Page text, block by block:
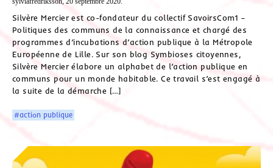
Silvère Mercier est co-fondateur du collectif SavoirsCom1 –
Politiques des communs de la connaissance et chargé des
programmes d’incubations d’action publique à la Métropole
Européenne de Lille. Sur son blog Symbioses citoyennes,
Silvère Mercier élabore un alphabet de l’action publique en
communs pour un monde habitable. Ce travail s’est engagé à
la suite de la démarche […]
#action publique